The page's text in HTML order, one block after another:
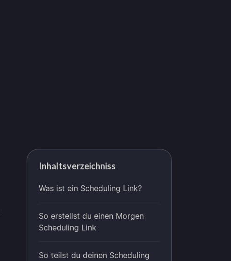
Inhaltsverzeichniss
Was ist ein Scheduling Link?
So erstellst du einen Morgen
Scheduling Link
So teilst du deinen Scheduling